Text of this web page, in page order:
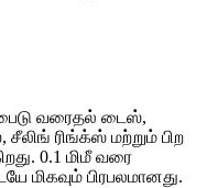
வரைதல் டைஸ்,
ரிங்க்ஸ் மற்றும் பிற
0.1 மிமீ வரை
மிகவும் பிரபலமானது.